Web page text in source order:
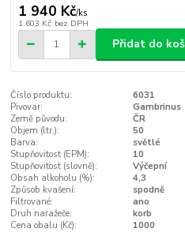
1 940 Kč/ks
1 603 Kč bez DPH
Přidat do
Číslo produktu:
6031
Pivovar:
Gambrinus
Země původu:
ČR
Objem (ltr,):
50
Barva:
světlé
Stupňovitost (EPM):
10
Stupňovitost (slovně):
Výčepní
Obsah alkoholu (%):
4,3
Způsob kvašení:
spodně
Filtrované:
ano
Druh naražeče:
korb
Cena obalu (Kč):
1000